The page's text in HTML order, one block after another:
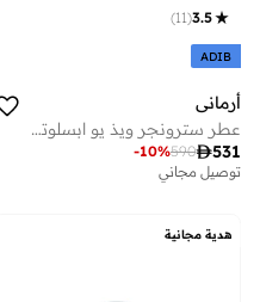
3.5
(
11
)
ADIB
أرماني
عطر سترونجر ويذ يو ابسلوتلي - 100 مل
531
590
-10%
توصيل مجاني
هدية مجانية